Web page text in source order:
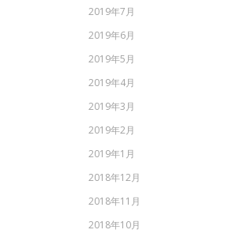
2019年7月
2019年6月
2019年5月
2019年4月
2019年3月
2019年2月
2019年1月
2018年12月
2018年11月
2018年10月